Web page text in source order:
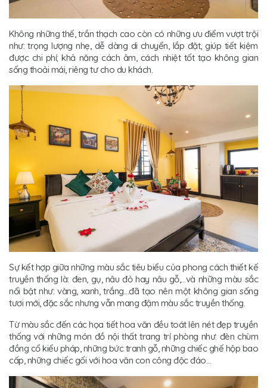
Không những thế, trần thạch cao còn có những ưu điểm vượt trội
như: trọng lượng nhẹ, dễ dàng di chuyển, lắp đặt, giúp tiết kiệm
được chi phí; khả năng cách âm, cách nhiệt tốt tạo không gian
sống thoải mái, riêng tư cho du khách.
Sự kết hợp giữa những màu sắc tiêu biểu của phong cách thiết kế
truyền thống là: đen, gụ, nâu đỏ hay nâu gỗ,…và những màu sắc
nổi bật như: vàng, xanh, trắng…đã tạo nên một không gian sống
tươi mới, đặc sắc nhưng vẫn mang đậm màu sắc truyền thống.
Từ màu sắc đến các họa tiết hoa văn đều toát lên nét đẹp truyền
thống với những món đồ nội thất trang trí phòng như: đèn chùm
đồng cổ kiểu pháp, những bức tranh gỗ, những chiếc ghế hộp bao
cấp, những chiếc gối với hoa văn con công độc đáo…